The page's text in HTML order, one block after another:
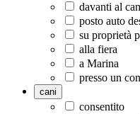
davanti al
posto auto
su proprietà
alla fiera
a Marina
presso un
cani
consentito